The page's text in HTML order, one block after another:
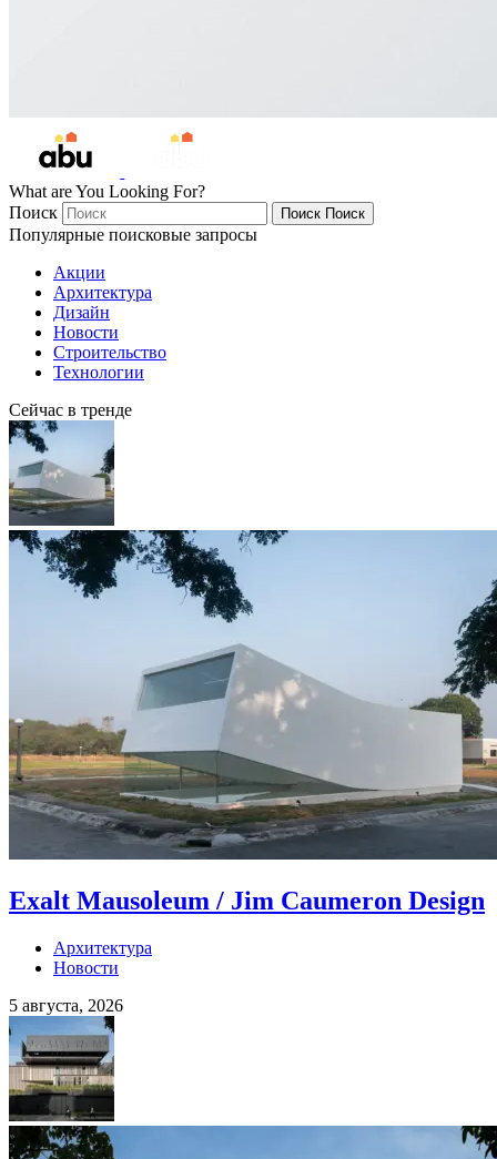
What are You Looking For?
Поиск
Поиск Поиск
Популярные поисковые запросы
Акции
Архитектура
Дизайн
Новости
Строительство
Технологии
Сейчас в тренде
Exalt Mausoleum / Jim Caumeron Design
Архитектура
Новости
5 августа, 2026